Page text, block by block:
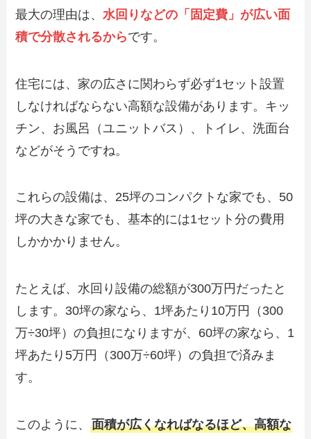
最大の理由は、 水回りなどの「固定費」が広い面
積で分散されるからです。
住宅には、家の広さに関わらず必ず1セット設置
しなければならない高額な設備があります。キッ
チン、お風呂（ユニットバス）、トイレ、洗面台
などがそうですね。
これらの設備は、25坪のコンパクトな家でも、50
坪の大きな家でも、基本的には1セット分の費用
しかかかりません。
たとえば、水回り設備の総額が300万円だったと
します。30坪の家なら、1坪あたり10万円（300
万÷30坪）の負担になりますが、60坪の家なら、1
坪あたり5万円（300万÷60坪）の負担で済みま
す。
このように、面積が広くなればなるほど、高額な